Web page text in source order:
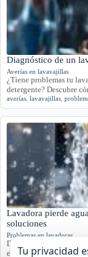
Diagnóstico de un
Averías en lavavajillas
¿Tiene problemas tu
detergente? Descubre
averías lavavajillas
Lavadora pierde
soluciones
Problemas en lavadoras
Descubre por qué tu
este análisis detallado.…
Tu privacidad